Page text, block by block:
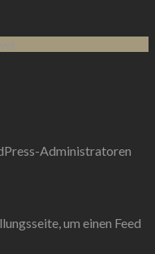
Administratoren
um einen Feed